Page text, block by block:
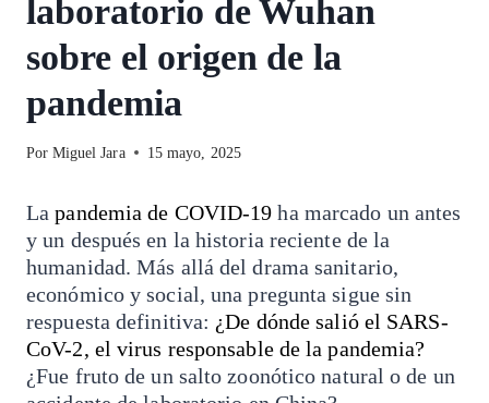
laboratorio de Wuhan
sobre el origen de la
pandemia
Por Miguel Jara 15 mayo, 2025
Lapandemia de COVID-19 ha marcado un antes
y un después en la historia reciente de la
humanidad. Más allá del drama sanitario,
económico y social, una pregunta sigue sin
respuesta definitiva: ¿De dónde salió el SARS-
CoV-2, el virus responsable de la pandemia?
¿Fue fruto de un salto zoonótico natural o de un